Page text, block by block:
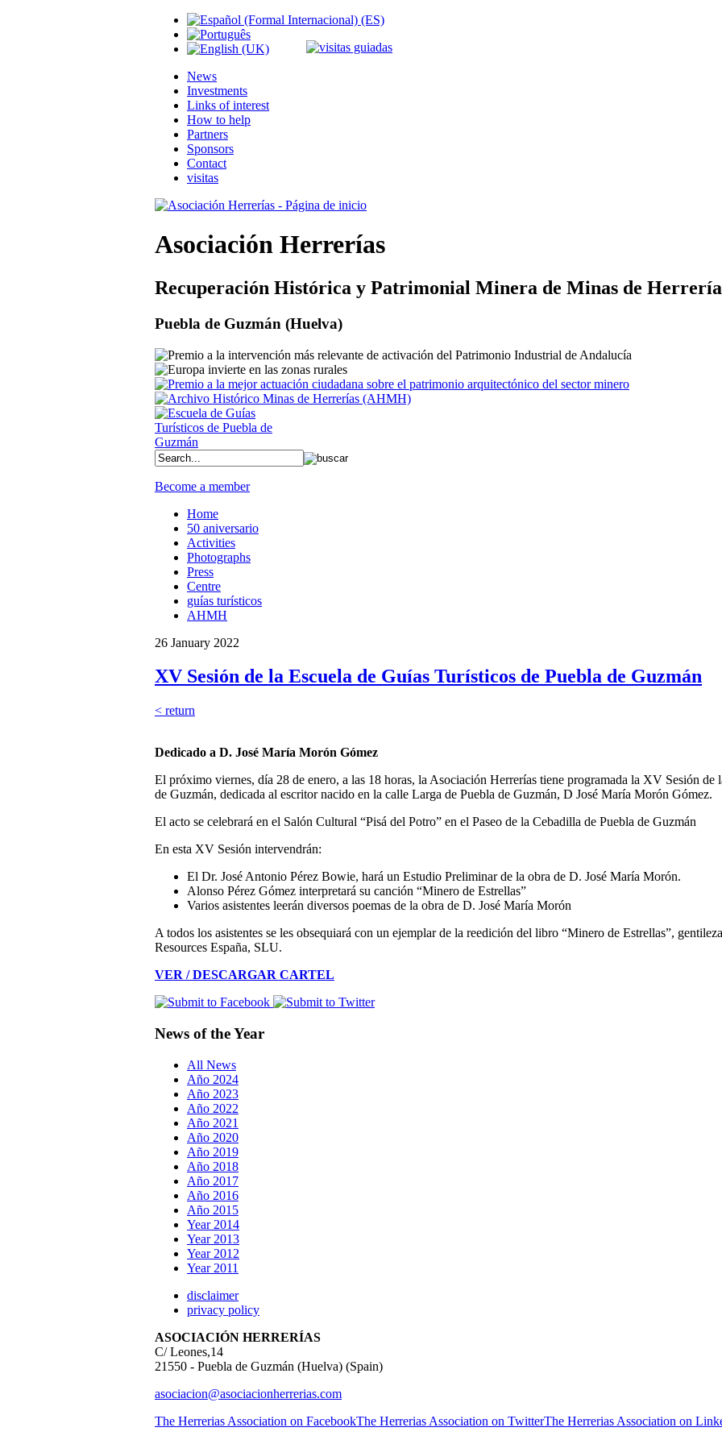
News
Investments
Links of interest
How to help
Partners
Sponsors
Contact
visitas
Asociación Herrerías
Recuperación Histórica y Patrimonial Minera de Minas de
Puebla de Guzmán (Huelva)
Become a member
Home
50 aniversario
Activities
Photographs
Press
Centre
guías turísticos
AHMH
26 January 2022
XV Sesión de la Escuela de Guías Turísticos de Puebla de Guzmán
< return
Dedicado a D. José María Morón Gómez
El próximo viernes, día 28 de enero, a las 18 horas, la Asociación Herrerías tiene programada la XV Sesión de
de Guzmán, dedicada al escritor nacido en la calle Larga de Puebla de Guzmán, D José María Morón Gómez.
El acto se celebrará en el Salón Cultural “Pisá del Potro” en el Paseo de la Cebadilla de Puebla de Guzmán
En esta XV Sesión intervendrán:
El Dr. José Antonio Pérez Bowie, hará un Estudio Preliminar de la obra de D. José María Morón.
Alonso Pérez Gómez interpretará su canción “Minero de Estrellas”
Varios asistentes leerán diversos poemas de la obra de D. José María Morón
A todos los asistentes se les obsequiará con un ejemplar de la reedición del libro “Minero de Estrellas”,
Resources España, SLU.
VER / DESCARGAR CARTEL
News of the Year
All News
Año 2024
Año 2023
Año 2022
Año 2021
Año 2020
Año 2019
Año 2018
Año 2017
Año 2016
Año 2015
Year 2014
Year 2013
Year 2012
Year 2011
disclaimer
privacy policy
ASOCIACIÓN HERRERÍAS
C/ Leones,14
21550 - Puebla de Guzmán (Huelva) (Spain)
asociacion@asociacionherrerias.com
The Herrerias Association on FacebookThe Herrerias Association on TwitterThe Herrerias Association on